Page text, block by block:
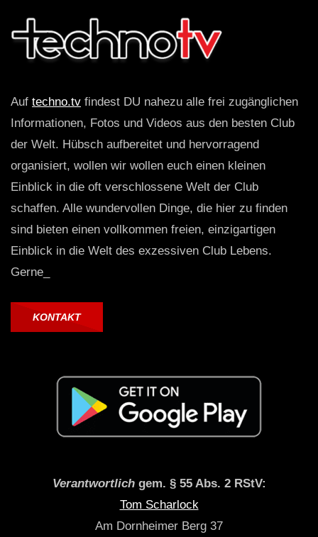
Auf techno.tv findest DU nahezu alle frei zugänglichen
Informationen, Fotos und Videos aus den besten Club
der Welt. Hübsch aufbereitet und hervorragend
organisiert, wollen wir wollen euch einen kleinen
Einblick in die oft verschlossene Welt der Club
schaffen. Alle wundervollen Dinge, die hier zu finden
sind bieten einen vollkommen freien, einzigartigen
Einblick in die Welt des exzessiven Club Lebens.
Gerne_
KONTAKT
Verantwortlichgem. § 55 Abs. 2 RStV:
Tom Scharlock
Am Dornheimer Berg 37